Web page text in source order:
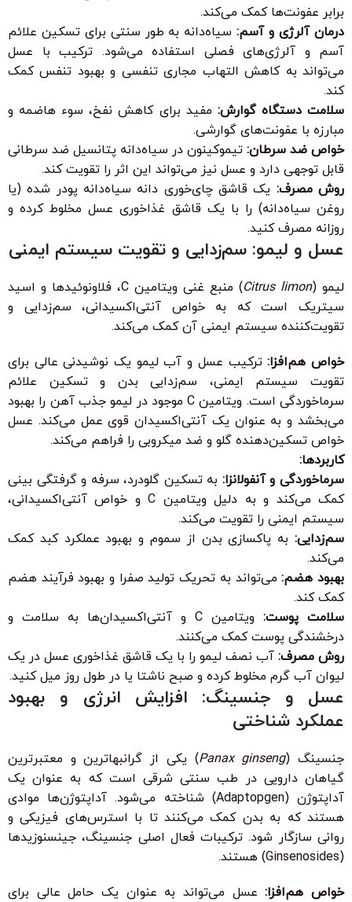
برابر عفونت‌ها کمک می‌کند.
درمان آلرژی و آسم:سیاه‌دانه به طور سنتی برای تسکین علائم
آسم و آلرژی‌های فصلی استفاده می‌شود. ترکیب با عسل
می‌تواند به کاهش التهاب مجاری تنفسی و بهبود تنفس کمک
کند.
سلامت دستگاه گوارش: مفید برای کاهش نفخ، سوء هاضمه و
مبارزه با عفونت‌های گوارشی.
خواص ضد سرطان: تیموکینون در سیاه‌دانه پتانسیل ضد سرطانی
قابل توجهی دارد و عسل نیز می‌تواند این اثر را تقویت کند.
روش مصرف: یک قاشق چای‌خوری دانه سیاه‌دانه پودر شده (یا
روغن سیاه‌دانه) را با یک قاشق غذاخوری عسل مخلوط کرده و
روزانه مصرف کنید.
عسل و لیمو: سم‌زدایی و تقویت سیستم ایمنی
لیمو (Citrus limon
) منبع غنی ویتامین C، فلاونوئیدها و اسید
سیتریک است که به خواص آنتی‌اکسیدانی، سم‌زدایی و
تقویت‌کننده سیستم ایمنی آن کمک می‌کند.
خواص هم‌افزا:ترکیب عسل و آب لیمو یک نوشیدنی عالی برای
تقویت سیستم ایمنی، سم‌زدایی بدن و تسکین علائم
سرماخوردگی است. ویتامین C موجود در لیمو جذب آهن را بهبود
می‌بخشد و به عنوان یک آنتی‌اکسیدان قوی عمل می‌کند. عسل
خواص تسکین‌دهنده گلو و ضد میکروبی را فراهم می‌کند.
کاربردها:
سرماخوردگی و آنفولانزا: به تسکین گلودرد، سرفه و گرفتگی بینی
کمک می‌کند و به دلیل ویتامین C و خواص آنتی‌اکسیدانی،
سیستم ایمنی را تقویت می‌کند.
سم‌زدایی: به پاکسازی بدن از سموم و بهبود عملکرد کبد کمک
می‌کند.
بهبود هضم:می‌تواند به تحریک تولید صفرا و بهبود فرآیند هضم
کمک کند.
سلامت پوست:
ویتامین C و آنتی‌اکسیدان‌ها به سلامت و
درخشندگی پوست کمک می‌کنند.
روش مصرف: آب نصف لیمو را با یک قاشق غذاخوری عسل در یک
لیوان آب گرم مخلوط کرده و صبح ناشتا یا در طول روز میل کنید.
عسل و جنسینگ: افزایش انرژی و بهبود
عملکرد شناختی
جنسینگ (Panax ginseng) یکی از گرانبهاترین و معتبرترین
گیاهان دارویی در طب سنتی شرقی است که به عنوان یک
آداپتوژن (Adaptopgen) شناخته می‌شود. آداپتوژن‌ها موادی
هستند که به بدن کمک می‌کنند تا با استرس‌های فیزیکی و
روانی سازگار شود. ترکیبات فعال اصلی جنسینگ، جینسنوزیدها
(Ginsenosides) هستند.
خواص هم‌افزا:عسل می‌تواند به عنوان یک حامل عالی برای